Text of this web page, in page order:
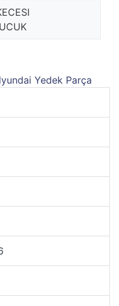
Yedek Parça